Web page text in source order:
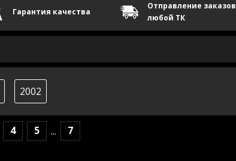
2002
4 5 ... 7
Гарантия качества
Отправление заказов
любой ТК